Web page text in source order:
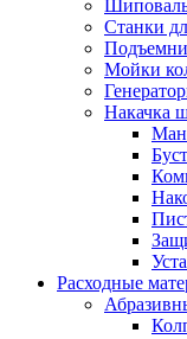
Станки
Мойки
Накачка
Расходные